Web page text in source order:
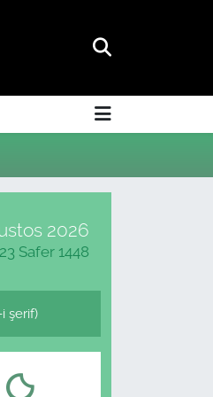
2026
23 Safer 1448
şerif)